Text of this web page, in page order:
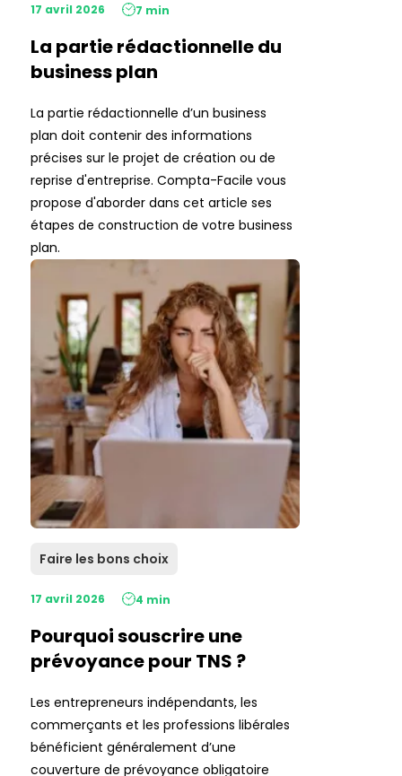
17 avril 2026 7 min
La partie rédactionnelle du
business plan
La partie rédactionnelle d’un business
plan doit contenir des informations
précises sur le projet de création ou de
reprise d'entreprise. Compta-Facile vous
propose d'aborder dans cet article ses
étapes de construction de votre business
plan.
Faire les bons choix
17 avril 2026 4 min
Pourquoi souscrire une
prévoyance pour TNS ?
Les entrepreneurs indépendants, les
commerçants et les professions libérales
bénéficient généralement d’une
couverture de prévoyance obligatoire